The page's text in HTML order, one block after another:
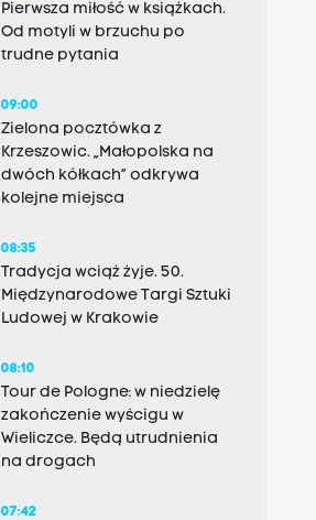
Pierwsza miłość w książkach.
Od motyli w brzuchu po
trudne pytania
09:00
Zielona pocztówka z
Krzeszowic. „Małopolska na
dwóch kółkach” odkrywa
kolejne miejsca
08:35
Tradycja wciąż żyje. 50.
Międzynarodowe Targi Sztuki
Ludowej w Krakowie
08:10
Tour de Pologne: w niedzielę
zakończenie wyścigu w
Wieliczce. Będą utrudnienia
na drogach
07:42